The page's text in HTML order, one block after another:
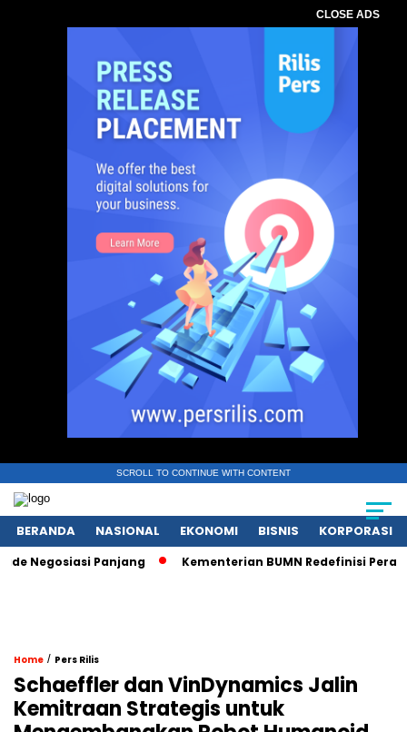
CLOSE ADS
SCROLL TO CONTINUE WITH CONTENT
BERANDA NASIONAL EKONOMI BISNIS KORPORASI
Panjang Kementerian BUMN Redefinisi Peran
Home / Pers Rilis
Schaeffler dan VinDynamics Jalin
Kemitraan Strategis untuk